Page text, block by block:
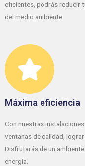
eficientes, podrás reducir
del medio ambiente.
Máxima eficiencia
Con nuestras
ventanas de calidad,
Disfrutarás de un
energía.